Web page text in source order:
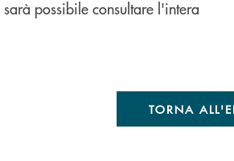
sarà possibile consultare l'intera
TORNA